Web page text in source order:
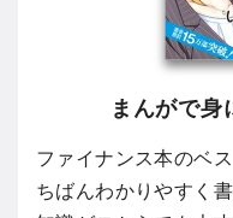
まんがで
ファイナンス本のベ
ちばんわかりやすく書